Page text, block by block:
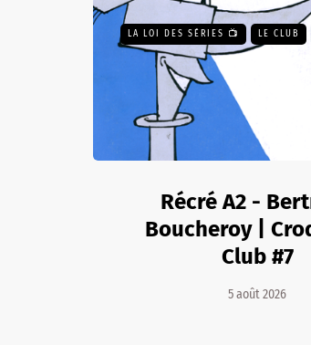
LA LOI DES SÉRIES 📺 LE CLUB
Récré A2 -
Boucheroy |
Club #7
5 août 2026